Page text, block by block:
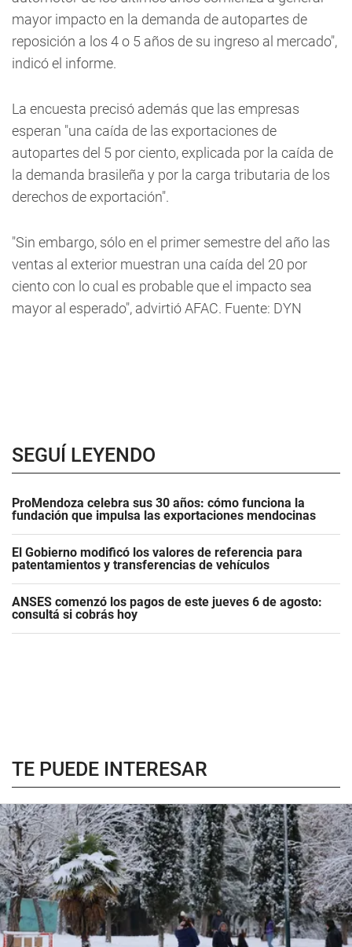
mayor impacto en la demanda de autopartes de
reposición a los 4 o 5 años de su ingreso al mercado",
indicó el informe.
La encuesta precisó además que las empresas
esperan "una caída de las exportaciones de
autopartes del 5 por ciento, explicada por la caída de
la demanda brasileña y por la carga tributaria de los
derechos de exportación".
"Sin embargo, sólo en el primer semestre del año las
ventas al exterior muestran una caída del 20 por
ciento con lo cual es probable que el impacto sea
mayor al esperado", advirtió AFAC. Fuente: DYN
SEGUÍ LEYENDO
ProMendoza celebra sus 30 años: cómo funciona la
fundación que impulsa las exportaciones mendocinas
El Gobierno modificó los valores de referencia para
patentamientos y transferencias de vehículos
ANSES comenzó los pagos de este jueves 6 de agosto:
consultá si cobrás hoy
TE PUEDE INTERESAR